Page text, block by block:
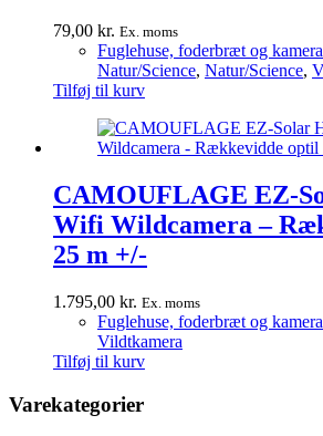
79,00 kr. Ex. moms
Fuglehuse, foderbræt og
Natur/Science, Natur/Science,
Tilføj til kurv
CAMOUFLAGE EZ-
Wifi Wildcamera –
25 m +/-
1.795,00 kr. Ex. moms
Fuglehuse, foderbræt og
Vildtkamera
Tilføj til kurv
Varekategorier